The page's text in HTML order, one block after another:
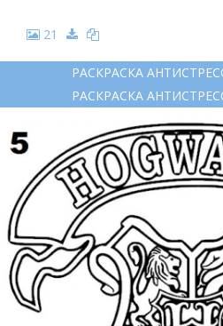
21
РАСКРАСКА
РАСКРАСКА